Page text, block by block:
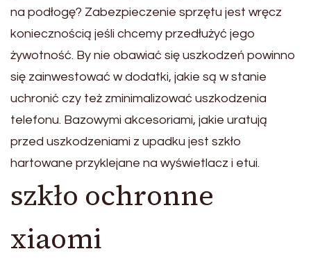
na podłogę? Zabezpieczenie sprzętu jest wręcz
koniecznością jeśli chcemy przedłużyć jego
żywotność. By nie obawiać się uszkodzeń powinno
się zainwestować w dodatki, jakie są w stanie
uchronić czy też zminimalizować uszkodzenia
telefonu. Bazowymi akcesoriami, jakie uratują
przed uszkodzeniami z upadku jest szkło
hartowane przyklejane na wyświetlacz i etui.
szkło ochronne
xiaomi